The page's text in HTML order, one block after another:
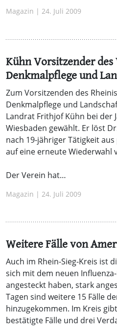
Magazin | 24. Juli 2009
Kühn Vorsitzender des
Denkmalpflege und
Zum Vorsitzenden des
Denkmalpflege und
Landrat Frithjof Kühn bei der
Wiesbaden gewählt. Er löst
nach 19-jähriger Tätigkeit
auf eine erneute Wiederwahl
Der Verein hat…
Magazin | 24. Juli 2009
Weitere Fälle von
Auch im Rhein-Sieg-Kreis ist
sich mit dem neuen
angesteckt haben, stark
Tagen sind weitere 15 Fälle
hinzugekommen. Im Kreis
bestätigte Fälle und drei